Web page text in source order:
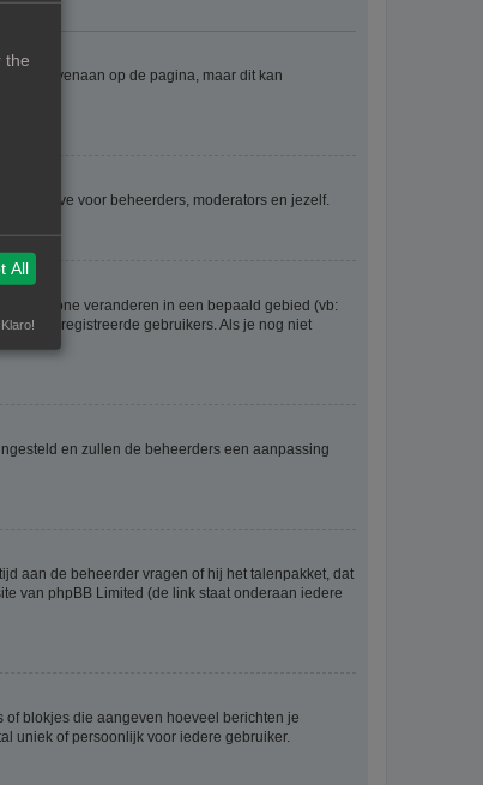
bovenaan op de pagina, maar dit kan
behalve voor beheerders, moderators en jezelf.
je tijdzone veranderen in een bepaald gebied (vb:
door geregistreerde gebruikers. Als je nog niet
en zullen de beheerders een aanpassing
aan de beheerder vragen of hij het talenpakket, dat
van phpBB Limited (de link staat onderaan iedere
blokjes die aangeven hoeveel berichten je
uniek of persoonlijk voor iedere gebruiker.
the
All